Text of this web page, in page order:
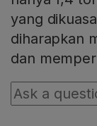
yang
diharapkan
dan